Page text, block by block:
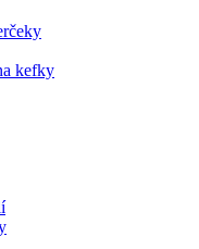
kefky